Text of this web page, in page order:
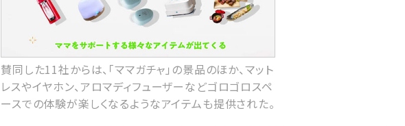
賛同した11社からは、「ママガチャ」の景品のほか、マット
レスやイヤホン、アロマディフューザーなどゴロゴロスペ
ースでの体験が楽しくなるようなアイテムも提供された。